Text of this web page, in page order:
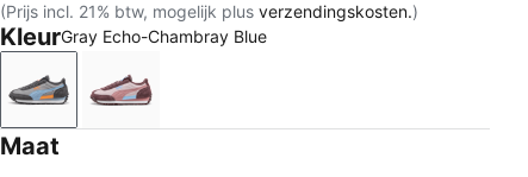
(Prijs incl. 21% btw, mogelijk plusverzendingskosten.)
KleurGray Echo-Chambray Blue
Gray Echo-Chambray Blue
Powder Pink-Dusky Rosewood
Maat